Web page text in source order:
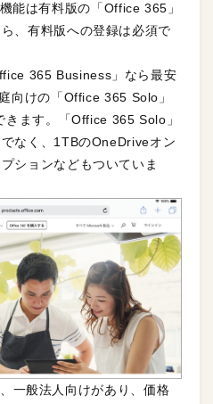
能は有料版の「Office 365」
、有料版への登録は必須で
365 Business」なら最安
向けの「Office 365 Solo」
ます。「Office 365 Solo」
なく、1TBのOneDriveオン
ションなどもついていま
一般法人向けがあり、価格